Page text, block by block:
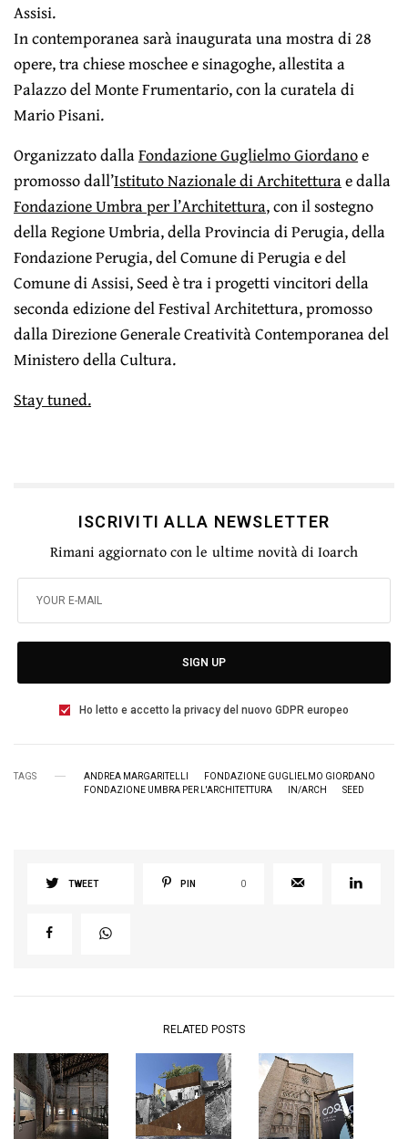
Assisi.
In contemporanea sarà inaugurata una mostra di 28
opere, tra chiese moschee e sinagoghe, allestita a
Palazzo del Monte Frumentario, con la curatela di
Mario Pisani.
Organizzato dallaFondazione Guglielmo Giordanoe
promosso dall’Istituto Nazionale di Architetturae dalla
Fondazione Umbra per l’Architettura, con il sostegno
della Regione Umbria, della Provincia di Perugia, della
Fondazione Perugia, del Comune di Perugia e del
Comune di Assisi, Seed è tra i progetti vincitori della
seconda edizione del Festival Architettura, promosso
dalla Direzione Generale Creatività Contemporanea del
Ministero della Cultura.
Stay tuned.
ISCRIVITI ALLA NEWSLETTER
Rimani aggiornato con le ultime novità di Ioarch
SIGN UP
Ho letto e accetto la privacy del nuovo GDPR europeo
TAGS ANDREA MARGARITELLI
FONDAZIONE GUGLIELMO GIORDANO
FONDAZIONE UMBRA PER L'ARCHITETTURA
IN/ARCH SEED
TWEET PIN 0
RELATED POSTS